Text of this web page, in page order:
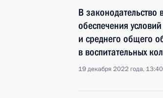
В
обеспечения
и среднего общего
в воспитательных
19 декабря 2022 года, 13:40